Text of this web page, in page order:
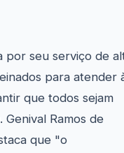
por seu serviço de
para atender
que todos sejam
Ramos de
que "o